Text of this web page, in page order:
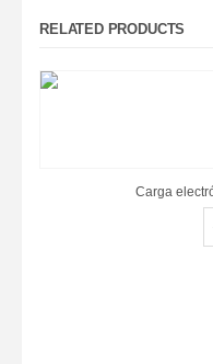
RELATED PRODUCTS
Carga